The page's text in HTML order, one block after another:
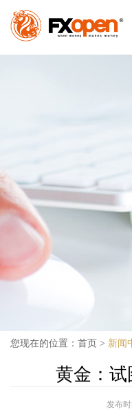
您现在的位置： 首页 > 新闻
黄金：
发布